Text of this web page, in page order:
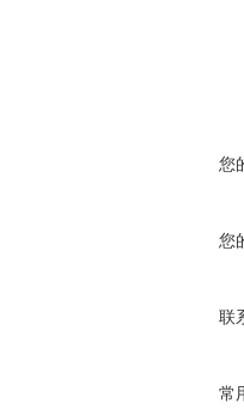
您
您
联
常